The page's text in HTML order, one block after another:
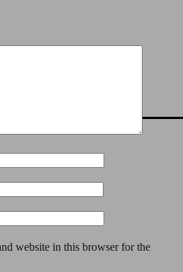
website in this browser for the